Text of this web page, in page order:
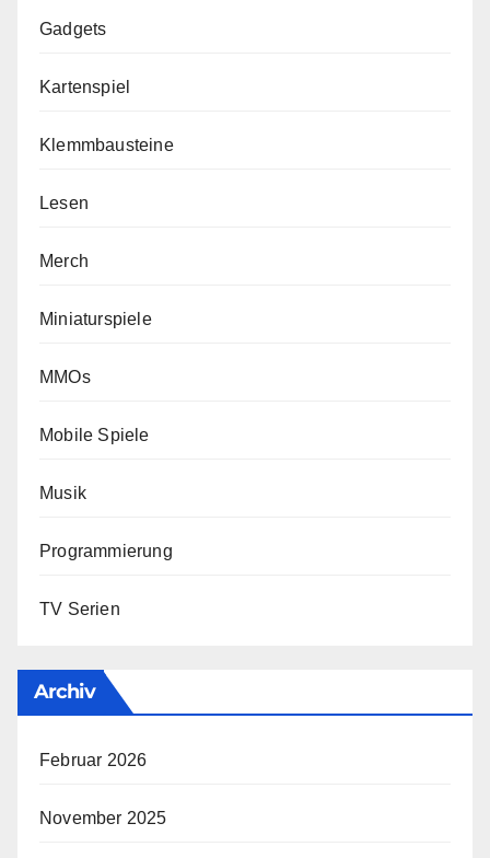
Gadgets
Kartenspiel
Klemmbausteine
Lesen
Merch
Miniaturspiele
MMOs
Mobile Spiele
Musik
Programmierung
TV Serien
Archiv
Februar 2026
November 2025